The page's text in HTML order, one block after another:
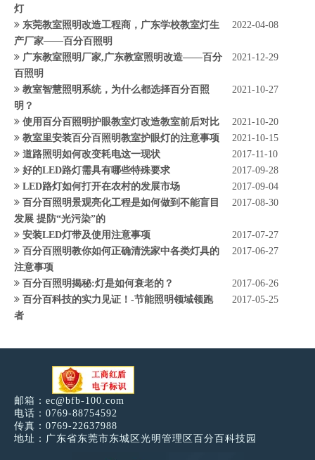
灯
东莞教室照明改造工程商，广东学校教室灯生
产厂家——百分百照明
2022-04-08
广东教室照明厂家,广东教室照明改造——百分
百照明
2021-12-29
教室智慧照明系统，为什么都选择百分百照
明？
2021-10-27
使用百分百照明护眼教室灯改造教室前后对比
2021-10-20
教室里安装百分百照明教室护眼灯的注意事项
2021-10-15
道路照明如何改变耗电这一现状
2017-11-10
好的LED路灯需具有哪些特殊要求
2017-09-28
LED路灯如何打开在农村的发展市场
2017-09-04
百分百照明景观亮化工程是如何做到不能盲目
发展 提防“光污染”的
2017-08-30
安装LED灯带及使用注意事项
2017-07-27
百分百照明教你如何正确清洗家中各类灯具的
注意事项
2017-06-27
百分百照明揭秘:灯是如何衰老的？
2017-06-26
百分百科技的实力见证！-节能照明领域领跑
者
2017-05-25
邮箱： ec@bfb-100.com
电话：0769-88754592
传真：0769-22637988
地址：广东省东莞市东城区光明管理区百分百科技园